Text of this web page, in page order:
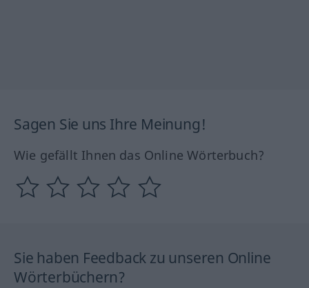
Sagen Sie uns Ihre Meinung!
Wie gefällt Ihnen das Online Wörterbuch?
Sie haben Feedback zu unseren Online
Wörterbüchern?